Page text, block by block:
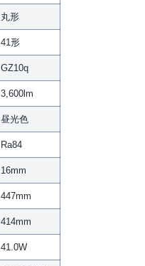
丸形
41形
GZ10q
3,600lm
昼光色
Ra84
16mm
447mm
414mm
41.0W